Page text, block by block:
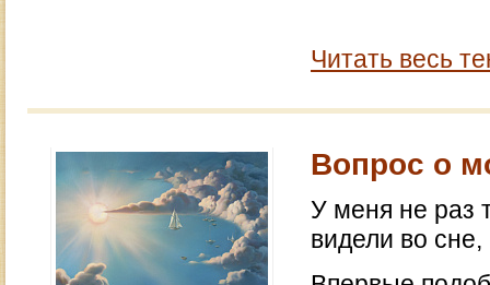
Читать весь
Вопрос о
У меня не раз
видели во сне,